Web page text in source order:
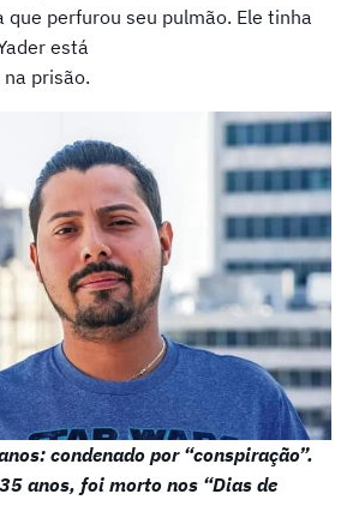
que perfurou seu pulmão. Ele tinha
está
prisão.
condenado por “conspiração”.
anos, foi morto nos “Dias de